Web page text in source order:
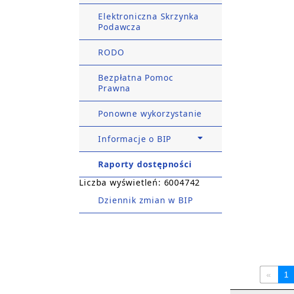
Elektroniczna Skrzynka
Podawcza
RODO
Bezpłatna Pomoc
Prawna
Ponowne wykorzystanie
Informacje o BIP
Raporty dostępności
Liczba wyświetleń: 6004742
Dziennik zmian w BIP
« 1